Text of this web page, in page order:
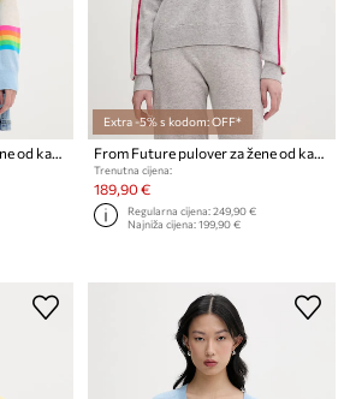
From Future pulover za žene od kašmira
Extra -5% s kodom: OFF*
From Future pulover za žene od kašmira
Trenutna cijena:
189,90 €
Regularna cijena:249,90 €
Najniža cijena:199,90 €